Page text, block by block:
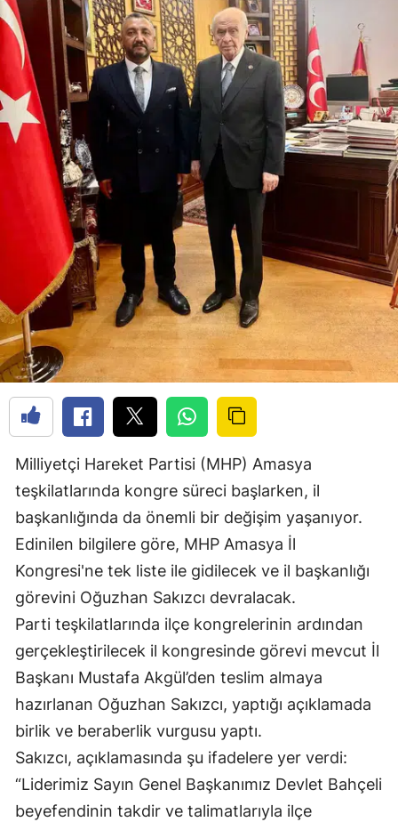
Milliyetçi Hareket Partisi (MHP) Amasya
teşkilatlarında kongre süreci başlarken, il
başkanlığında da önemli bir değişim yaşanıyor.
Edinilen bilgilere göre, MHP Amasya İl
Kongresi'ne tek liste ile gidilecek ve il başkanlığı
görevini Oğuzhan Sakızcı devralacak.
Parti teşkilatlarında ilçe kongrelerinin ardından
gerçekleştirilecek il kongresinde görevi mevcut İl
Başkanı Mustafa Akgül’den teslim almaya
hazırlanan Oğuzhan Sakızcı, yaptığı açıklamada
birlik ve beraberlik vurgusu yaptı.
Sakızcı, açıklamasında şu ifadelere yer verdi:
“Liderimiz Sayın Genel Başkanımız Devlet Bahçeli
beyefendinin takdir ve talimatlarıyla ilçe